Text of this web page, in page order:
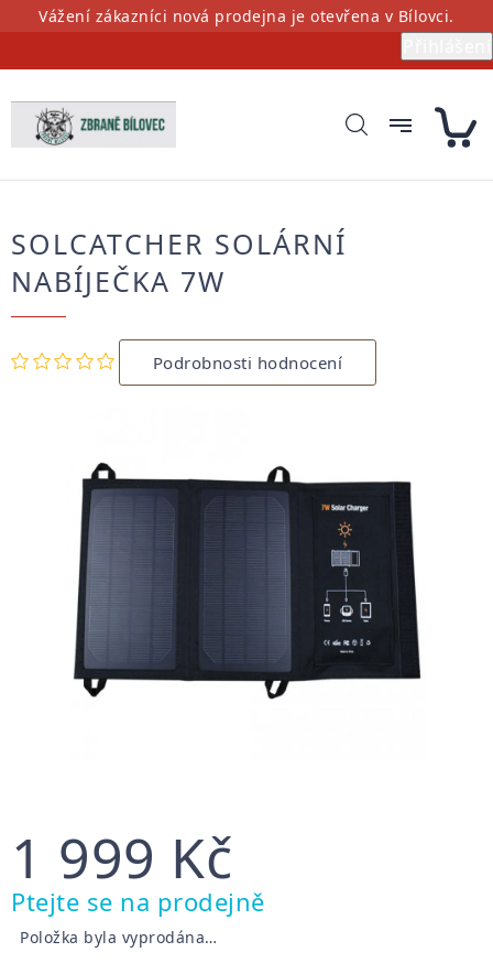
PřejítVážení zákazníci nová prodejna je otevřena v Bílovci.
SOLCATCHER SOLÁRNÍ
NABÍJEČKA 7W
Průměrné
hodnocení
produktu
hvězdiček.
Podrobnosti hodnocení
1 999 Kč
Měrná
cena:
Ptejte se na prodejně
Položka byla vyprodána…